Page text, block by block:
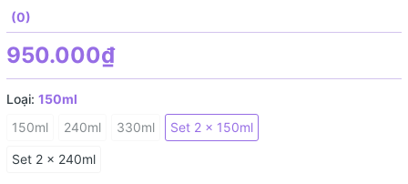
(0)
950.000₫
Loại: 150ml
150ml
240ml 330ml Set 2 x 150ml
Set 2 x 240ml